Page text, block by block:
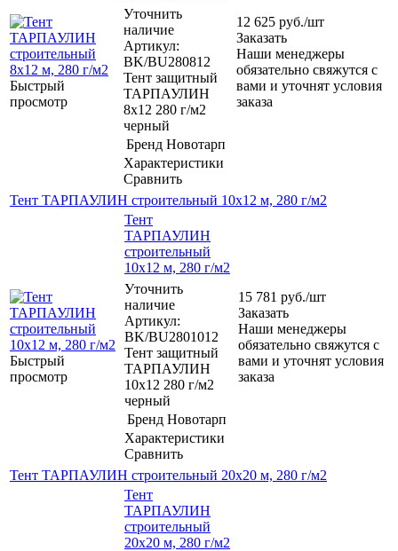
Быстрый
просмотр
Уточнить
наличие
Артикул:
BK/BU280812
Тент защитный
ТАРПАУЛИН
8х12 280 г/м2
черный
Бренд Новотарп
Характеристики
Сравнить
12 625 руб./шт
Заказать
Наши менеджеры
обязательно свяжутся с
вами и уточнят условия
заказа
Тент ТАРПАУЛИН строительный 10х12 м, 280 г/м2
Быстрый
просмотр
Тент
ТАРПАУЛИН
строительный
10х12 м, 280 г/м2
Уточнить
наличие
Артикул:
BK/BU2801012
Тент защитный
ТАРПАУЛИН
10х12 280 г/м2
черный
Бренд Новотарп
Характеристики
Сравнить
15 781 руб./шт
Заказать
Наши менеджеры
обязательно свяжутся с
вами и уточнят условия
заказа
Тент ТАРПАУЛИН строительный 20х20 м, 280 г/м2
Тент
ТАРПАУЛИН
строительный
20х20 м, 280 г/м2